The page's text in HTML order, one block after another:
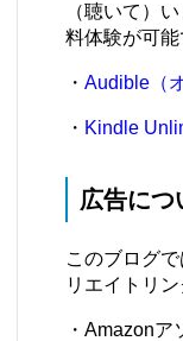
（聴いて）
料体験が可能
・ Audible（
・ Kindle
広告につ
このブログ
リエイトリ
・Amazonア